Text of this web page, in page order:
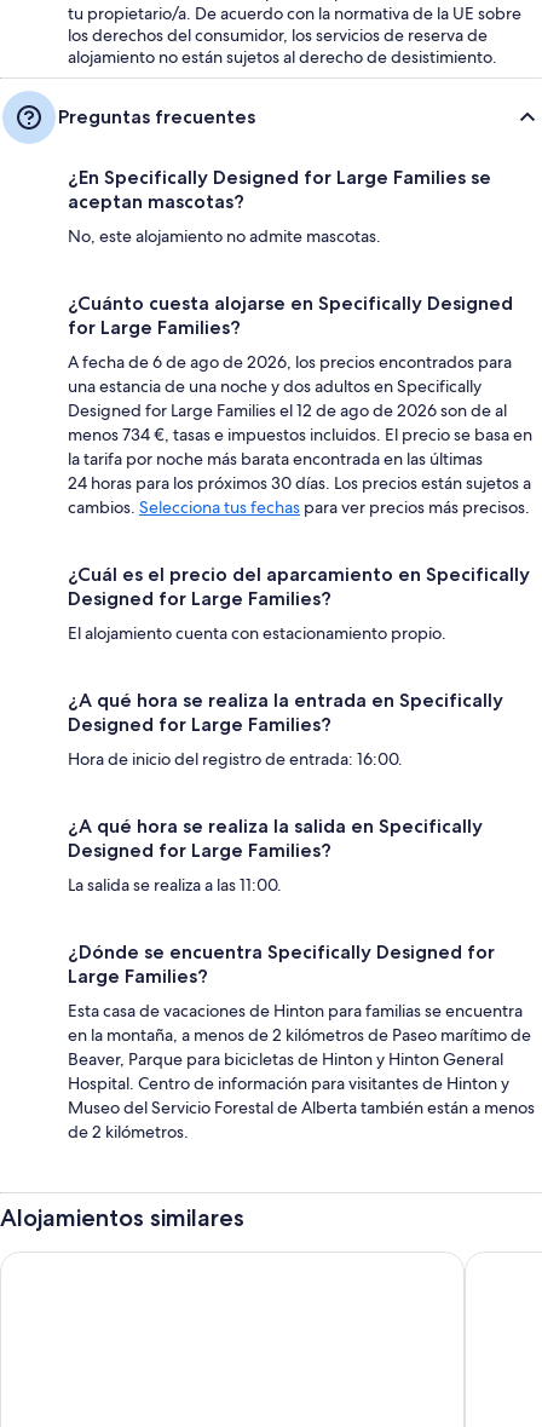
tu propietario/a. De acuerdo con la normativa de la UE sobre
los derechos del consumidor, los servicios de reserva de
alojamiento no están sujetos al derecho de desistimiento.
Preguntas frecuentes
¿En Specifically Designed for Large Families se
aceptan mascotas?
No, este alojamiento no admite mascotas.
¿Cuánto cuesta alojarse en Specifically Designed
for Large Families?
A fecha de 6 de ago de 2026, los precios encontrados para
una estancia de una noche y dos adultos en Specifically
Designed for Large Families el 12 de ago de 2026 son de al
menos 734 €, tasas e impuestos incluidos. El precio se basa en
la tarifa por noche más barata encontrada en las últimas
24 horas para los próximos 30 días. Los precios están sujetos a
cambios. Selecciona tus fechas para ver precios más precisos.
¿Cuál es el precio del aparcamiento en Specifically
Designed for Large Families?
El alojamiento cuenta con estacionamiento propio.
¿A qué hora se realiza la entrada en Specifically
Designed for Large Families?
Hora de inicio del registro de entrada: 16:00.
¿A qué hora se realiza la salida en Specifically
Designed for Large Families?
La salida se realiza a las 11:00.
¿Dónde se encuentra Specifically Designed for
Large Families?
Esta casa de vacaciones de Hinton para familias se encuentra
en la montaña, a menos de 2 kilómetros de Paseo marítimo de
Beaver, Parque para bicicletas de Hinton y Hinton General
Hospital. Centro de información para visitantes de Hinton y
Museo del Servicio Forestal de Alberta también están a menos
de 2 kilómetros.
Alojamientos similares
Lakeview Inns & Suites - Hinton